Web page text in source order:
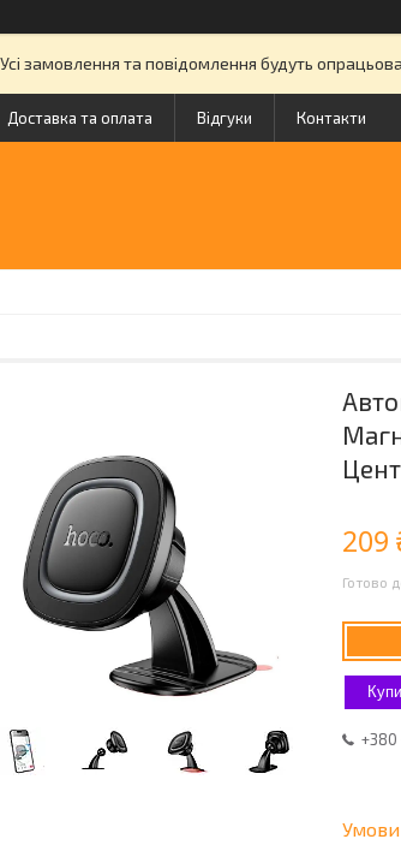
замовлення та повідомлення будуть
Доставка та оплата Відгуки Контакти
209
Готово